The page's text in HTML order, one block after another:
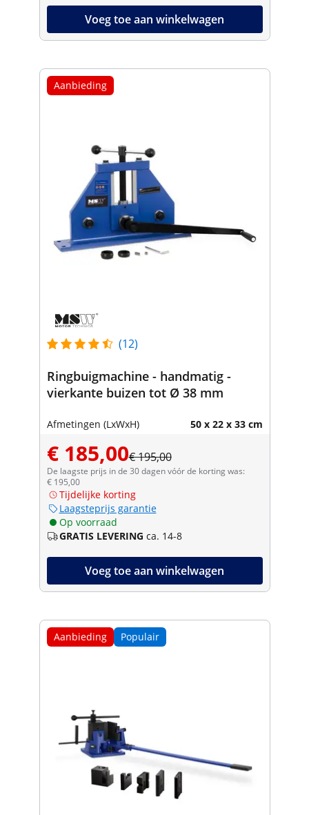
Voeg toe aan winkelwagen
Aanbieding
(12)
Ringbuigmachine - handmatig -
vierkante buizen tot Ø 38 mm
Afmetingen (LxWxH) 50 x 22 x 33 cm
€ 185,00€ 195,00
De laagste prijs in de 30 dagen vóór de korting was:
€ 195,00
Tijdelijke korting
Laagsteprijs garantie
Op voorraad
GRATIS LEVERING ca. 14-8
Voeg toe aan winkelwagen
Aanbieding Populair